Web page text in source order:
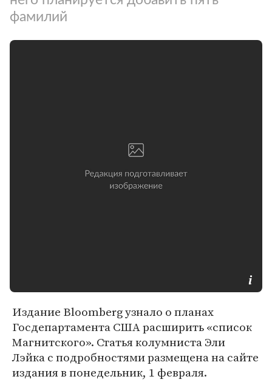
фамилий
Издание Bloomberg узнало о планах
Госдепартамента США расширить «список
Магнитского». Статья колумниста Эли
Лэйка с подробностями размещена на сайте
издания в понедельник, 1 февраля.